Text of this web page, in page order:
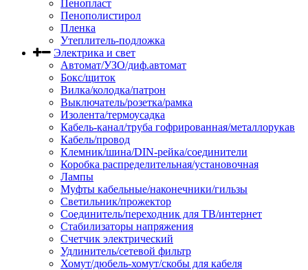
Пенопласт
Пенополистирол
Пленка
Утеплитель-подложка
Электрика и свет
Автомат/УЗО/диф.автомат
Бокс/щиток
Вилка/колодка/патрон
Выключатель/розетка/рамка
Изолента/термоусадка
Кабель-канал/труба гофрированная/металлорукав
Кабель/провод
Клемник/шина/DIN-рейка/соединители
Коробка распределительная/установочная
Лампы
Муфты кабельные/наконечники/гильзы
Светильник/прожектор
Соединитель/переходник для ТВ/интернет
Стабилизаторы напряжения
Счетчик электрический
Удлинитель/сетевой фильтр
Хомут/дюбель-хомут/скобы для кабеля